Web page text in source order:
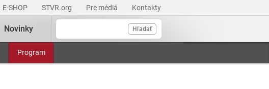
E-SHOP STVR.org Pre médiá Kontakty
Hľadať
Program
Novinky